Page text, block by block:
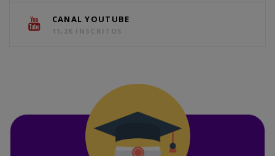
CANAL YOUTUBE
11,2K INSCRITOS